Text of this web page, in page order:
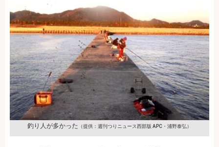
釣り人が多かった （提供：週刊つりニュース西部版 APC・浦野泰弘）